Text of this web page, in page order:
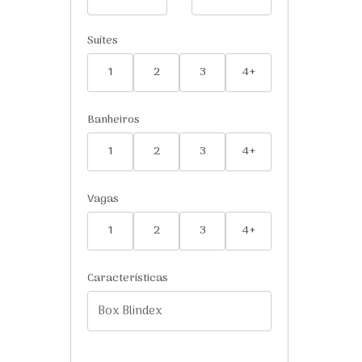
Suítes
1
2 3 4+
Banheiros
1
2 3 4+
Vagas
1
2 3 4+
Características